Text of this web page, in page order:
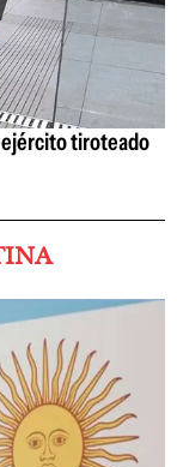
ejército tiroteado